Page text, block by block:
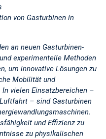
von Gasturbinen in
an neuen Gasturbinen-
experimentelle Methoden
um innovative Lösungen zu
Mobilität und
vielen Einsatzbereichen –
– sind Gasturbinen
und Effizienz zu
zu physikalischen